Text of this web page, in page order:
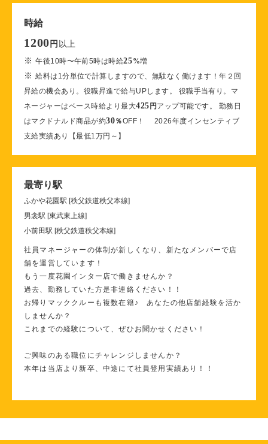
時給
1200 円 以上
※午後10時〜午前5時は時給25%増
※給料は1分単位で計算しますので、無駄なく働けます！年２回
昇給の機会あり。役職昇進で給与UPします。 役職手当有り。マ
ネージャーはベース時給より最大425円アップ可能です。 勤務日
はマクドナルド商品が約30％OFF！ 2026年度インセンティブ
支給実績あり【最低1万円～】
最寄り駅
ふかや花園駅 [秩父鉄道秩父本線]
男衾駅 [東武東上線]
小前田駅 [秩父鉄道秩父本線]
社員マネージャーの体制が新しくなり、新たなメンバーで店
舗を運営しています！
もう一度花園インター店で働きませんか？
過去、勤務していた方是非連絡ください！！
お帰りマッククルーも複数在籍♪ あなたの他店舗経験を活か
しませんか？
これまでの経験について、ぜひお聞かせください！
ご興味のある職位にチャレンジしませんか？
本年は当店より新卒、中途にて社員登用実績あり！！